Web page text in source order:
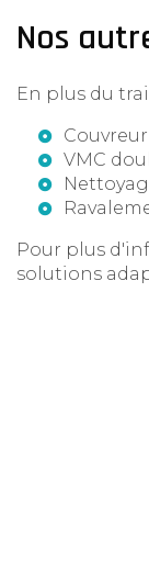
Nos
En plus du
VMC
Pour plus
solutions